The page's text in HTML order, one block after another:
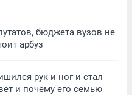
бюджета вузов не
арбуз
рук и ног и стал
и почему его семью